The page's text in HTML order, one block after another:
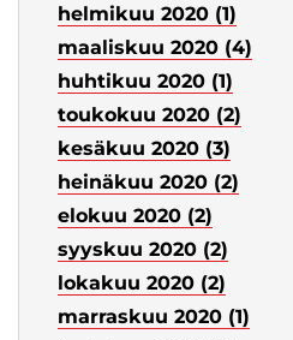
helmikuu 2020 (1)
maaliskuu 2020 (4)
huhtikuu 2020 (1)
toukokuu 2020 (2)
kesäkuu 2020 (3)
heinäkuu 2020 (2)
elokuu 2020 (2)
syyskuu 2020 (2)
lokakuu 2020 (2)
marraskuu 2020 (1)